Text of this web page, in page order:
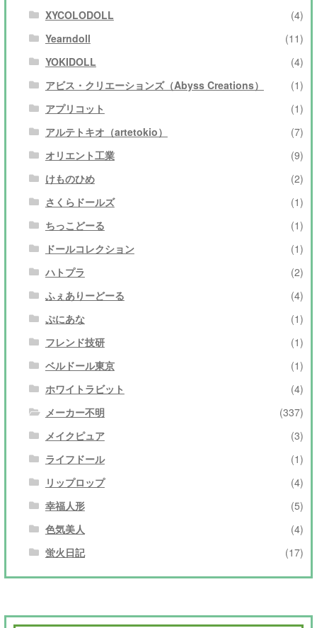
XYCOLODOLL
(4)
Yearndoll
(11)
YOKIDOLL
(4)
アビス・クリエーションズ（Abyss Creations）
(1)
アプリコット
(1)
アルテトキオ（artetokio）
(7)
オリエント工業
(9)
けものひめ
(2)
さくらドールズ
(1)
ちっこどーる
(1)
ドールコレクション
(1)
ハトプラ
(2)
ふぇありーどーる
(4)
ぷにあな
(1)
フレンド技研
(1)
ベルドール東京
(1)
ホワイトラビット
(4)
メーカー不明
(337)
メイクピュア
(3)
ライフドール
(1)
リップロップ
(4)
幸福人形
(5)
色気美人
(4)
蛍火日記
(17)